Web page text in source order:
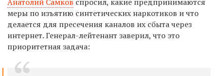
меры по изъятию синтетических наркотиков и что
делается для пресечения каналов их сбыта через
интернет. Генерал-лейтенант заверил, что это
приоритетная задача: